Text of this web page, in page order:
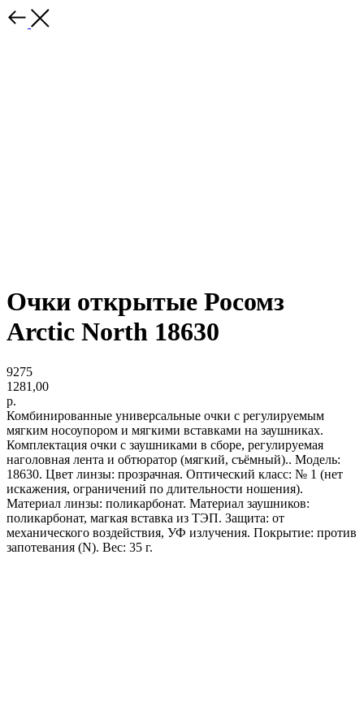
Очки открытые Росомз
Arctic North 18630
9275
1281,00
р.
Комбинированные универсальные очки с регулируемым
мягким носоупором и мягкими вставками на заушниках.
Комплектация очки с заушниками в сборе, регулируемая
наголовная лента и обтюратор (мягкий, съёмный).. Модель:
18630. Цвет линзы: прозрачная. Оптический класс: № 1 (нет
искажения, ограничений по длительности ношения).
Материал линзы: поликарбонат. Материал заушников:
поликарбонат, магкая вставка из ТЭП. Защита: от
механического воздействия, УФ излучения. Покрытие: против
запотевания (N). Вес: 35 г.